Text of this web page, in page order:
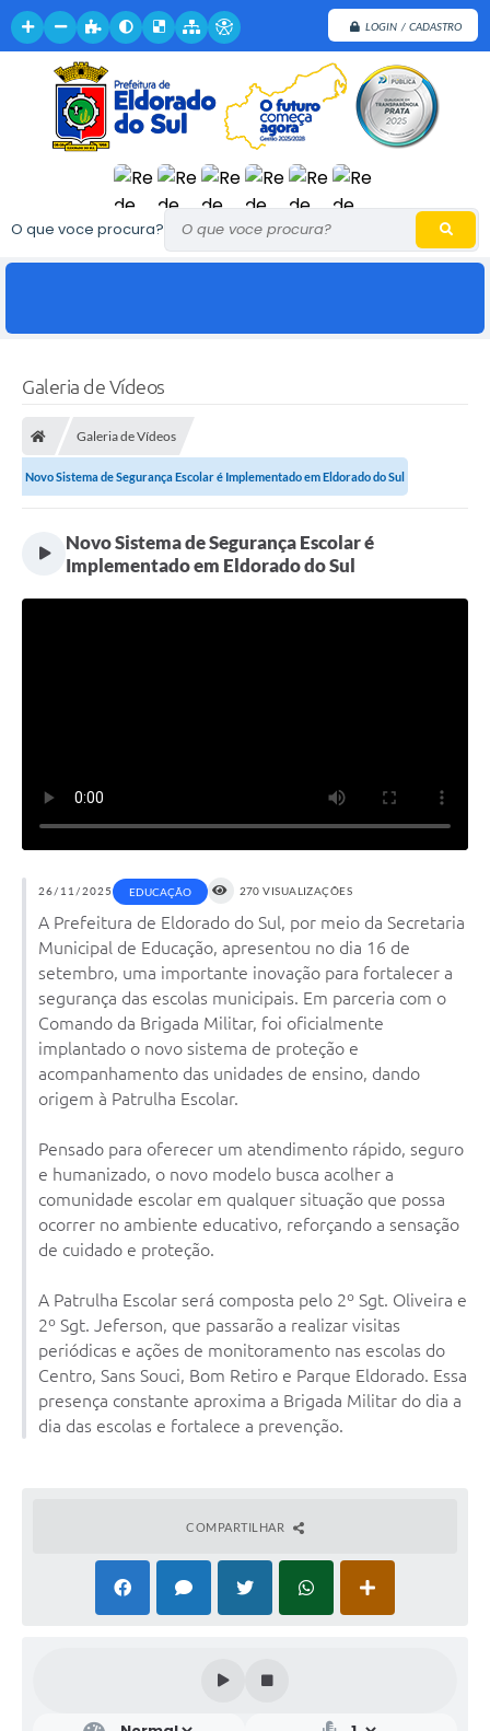
LOGIN / CADASTRO
O que voce procura?
Galeria de Vídeos
Galeria de Vídeos
Novo Sistema de Segurança Escolar é Implementado em Eldorado do Sul
Novo Sistema de Segurança Escolar é
Implementado em Eldorado do Sul
26/11/2025 EDUCAÇÃO 270 VISUALIZAÇÕES
A Prefeitura de Eldorado do Sul, por meio da Secretaria
Municipal de Educação, apresentou no dia 16 de
setembro, uma importante inovação para fortalecer a
segurança das escolas municipais. Em parceria com o
Comando da Brigada Militar, foi oficialmente
implantado o novo sistema de proteção e
acompanhamento das unidades de ensino, dando
origem à Patrulha Escolar.
Pensado para oferecer um atendimento rápido, seguro
e humanizado, o novo modelo busca acolher a
comunidade escolar em qualquer situação que possa
ocorrer no ambiente educativo, reforçando a sensação
de cuidado e proteção.
A Patrulha Escolar será composta pelo 2º Sgt. Oliveira e
2º Sgt. Jeferson, que passarão a realizar visitas
periódicas e ações de monitoramento nas escolas do
Centro, Sans Souci, Bom Retiro e Parque Eldorado. Essa
presença constante aproxima a Brigada Militar do dia a
dia das escolas e fortalece a prevenção.
COMPARTILHAR